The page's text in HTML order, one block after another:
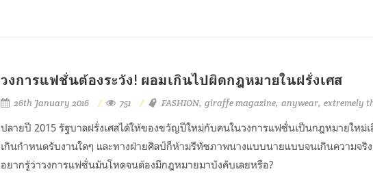
วงการแฟชั่นต้องระวัง! ผอมเกินไปผิดกฎหมายในฝรั่งเศส
26th January 2016 751 FASHION giraffe magazine anywear extremely
ปลายปี 2015 รัฐบาลฝรั่งเศสได้ให้ของขวัญปีใหม่กับคนในวงการแฟชั่นเป็นกฎหมายให
เกินกำหนดรับงานใดๆ และทางฝ่ายศิลป์ก็ห้ามรีทัชภาพนางแบบนายแบบจนเกินความจ
อยากรู้ว่าวงการแฟชั่นมันโหดจนต้องมีกฎหมายมาบังคับเลยหรือ?